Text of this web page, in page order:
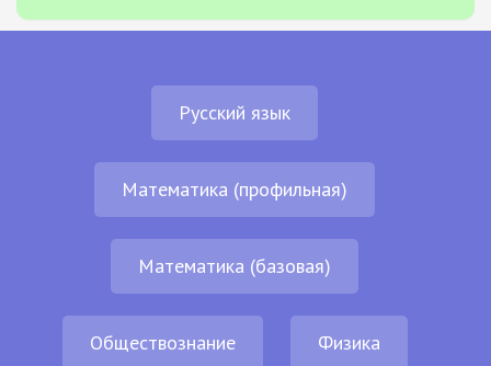
Русский язык
Математика (профильная)
Математика (базовая)
Обществознание Физика